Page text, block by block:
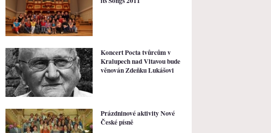
Koncert Pocta tvůrcům v
Kralupech nad Vltavou bude
věnován Zdeňku Lukášovi
Prázdninové aktivity Nové
České písně